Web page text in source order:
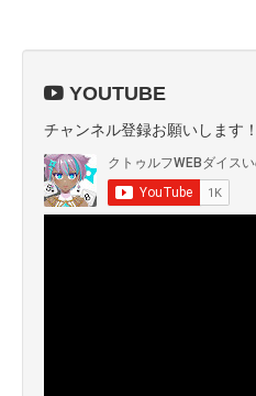
YOUTUBE
チャンネル登録お願いします！